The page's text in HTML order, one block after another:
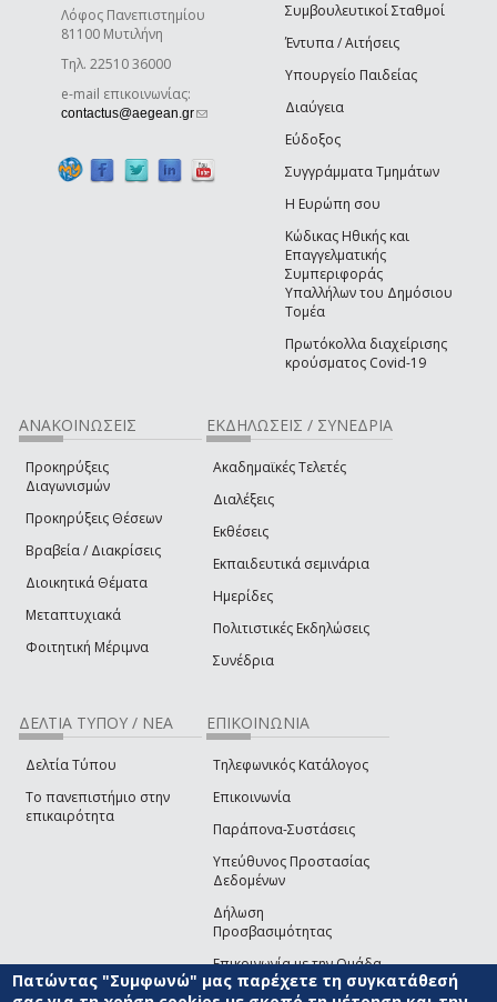
Λόφος Πανεπιστημίου
81100 Μυτιλήνη
Τηλ. 22510 36000
e-mail επικοινωνίας:
contactus@aegean.gr(link sends e-mail)
Συμβουλευτικοί Σταθμοί
Έντυπα / Αιτήσεις
Υπουργείο Παιδείας
Διαύγεια
Εύδοξος
Συγγράμματα Τμημάτων
Η Ευρώπη σου
Κώδικας Ηθικής και
Επαγγελματικής
Συμπεριφοράς
Υπαλλήλων του Δημόσιου
Τομέα
Πρωτόκολλα διαχείρισης
κρούσματος Covid-19
ΑΝΑΚΟΙΝΩΣΕΙΣ
Προκηρύξεις
Διαγωνισμών
Προκηρύξεις Θέσεων
Βραβεία / Διακρίσεις
Διοικητικά Θέματα
Μεταπτυχιακά
Φοιτητική Μέριμνα
ΕΚΔΗΛΩΣΕΙΣ / ΣΥΝΕΔΡΙΑ
Ακαδημαϊκές Τελετές
Διαλέξεις
Εκθέσεις
Εκπαιδευτικά σεμινάρια
Ημερίδες
Πολιτιστικές Εκδηλώσεις
Συνέδρια
ΔΕΛΤΙΑ ΤΥΠΟΥ / ΝΕΑ
Δελτία Τύπου
Το πανεπιστήμιο στην
επικαιρότητα
ΕΠΙΚΟΙΝΩΝΙΑ
Τηλεφωνικός Κατάλογος
Επικοινωνία
Παράπονα-Συστάσεις
Υπεύθυνος Προστασίας
Δεδομένων
Δήλωση
Προσβασιμότητας
Επικοινωνία με την Ομάδα
Ανάπτυξης του site(link sends e-mail)
Πατώντας "Συμφωνώ" μας παρέχετε τη συγκατάθεσή